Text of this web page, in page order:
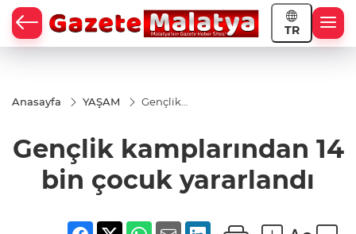
TR
Anasayfa YAŞAM
Gençlik
Gençlik kamplarından 14
bin çocuk yararlandı